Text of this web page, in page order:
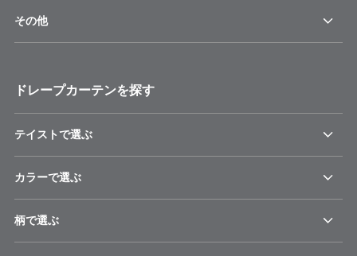
その他
ドレープカーテンを探す
テイストで選ぶ
カラーで選ぶ
柄で選ぶ